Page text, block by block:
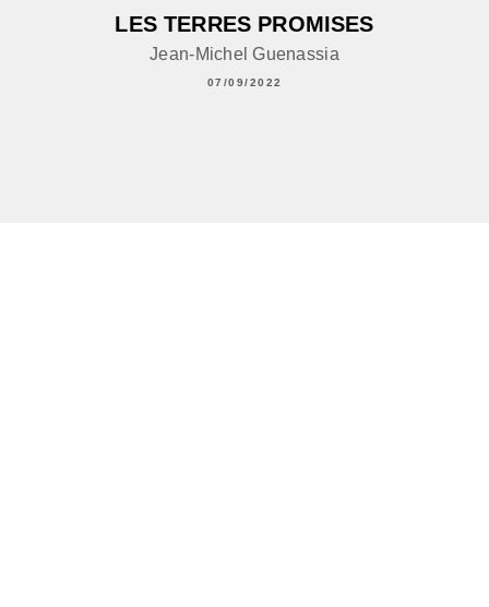
LES TERRES PROMISES
Jean-Michel Guenassia
07/09/2022